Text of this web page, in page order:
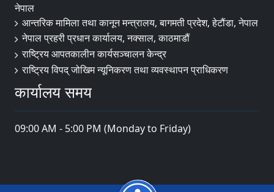
नेपाल
आन्तरिक मामिला तथा कानून मन्त्रालय, बागमती प्रदेश, हेटौंडा, नेपाल
नेपाल प्रहरी प्रधान कार्यालय, नक्साल, काठमाडौं
राष्ट्रिय आपतकालीन कार्यसञ्चालन केन्द्र
राष्ट्रिय विपद् जोखिम न्यूनिकरण तथा व्यवस्थापन प्राधिकरण
कार्यालय समय
09:00 AM - 5:00 PM (Monday to Friday)